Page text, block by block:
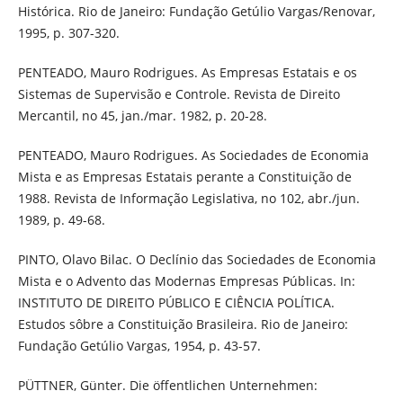
Histórica. Rio de Janeiro: Fundação Getúlio Vargas/Renovar,
1995, p. 307-320.
PENTEADO, Mauro Rodrigues. As Empresas Estatais e os
Sistemas de Supervisão e Controle. Revista de Direito
Mercantil, no 45, jan./mar. 1982, p. 20-28.
PENTEADO, Mauro Rodrigues. As Sociedades de Economia
Mista e as Empresas Estatais perante a Constituição de
1988. Revista de Informação Legislativa, no 102, abr./jun.
1989, p. 49-68.
PINTO, Olavo Bilac. O Declínio das Sociedades de Economia
Mista e o Advento das Modernas Empresas Públicas. In:
INSTITUTO DE DIREITO PÚBLICO E CIÊNCIA POLÍTICA.
Estudos sôbre a Constituição Brasileira. Rio de Janeiro:
Fundação Getúlio Vargas, 1954, p. 43-57.
PÜTTNER, Günter. Die öffentlichen Unternehmen: